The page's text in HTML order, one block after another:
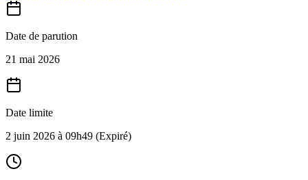
Date de parution
21 mai 2026
Date limite
2 juin 2026 à 09h49 (Expiré)